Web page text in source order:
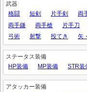
武器
格闘
短剣 片手剣 両
両手鎌
両手槍 片手刀
弓術
射撃 投てき 矢
ステータス装備
HP装備
MP装備 STR装
アタッカー装備